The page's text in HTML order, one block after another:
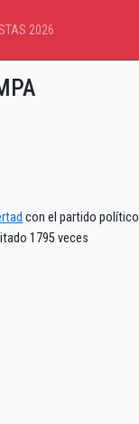
2026
con el partido político
1795 veces